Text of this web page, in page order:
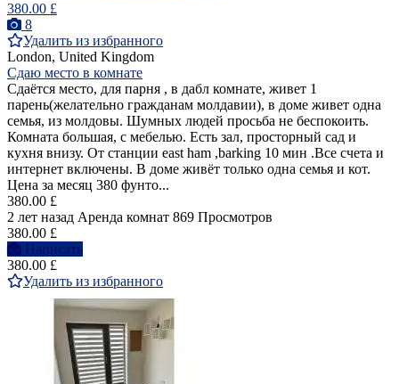
380.00 £
8
Удалить из избранного
London, United Kingdom
Сдаю место в комнате
Сдаётся место, для парня , в дабл комнате, живет 1
парень(желательно гражданам молдавии), в доме живет одна
семья, из молдовы. Шумных людей просьба не беспокоить.
Комната большая, с мебелью. Есть зал, просторный сад и
кухня внизу. От станции east ham ,barking 10 мин .Все счета и
интернет включены. В доме живёт только одна семья и кот.
Цена за месяц 380 фунто...
380.00 £
2 лет назад Аренда комнат 869 Просмотров
380.00 £
Написать
380.00 £
Удалить из избранного